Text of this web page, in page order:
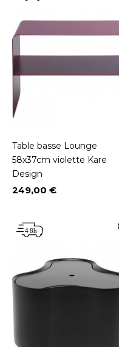
Table basse Lounge
58x37cm violette Kare
Design
Prix
249,00 €